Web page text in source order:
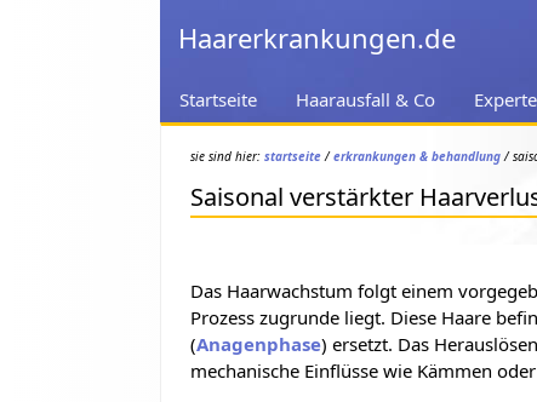
Haarerkrankungen.de
Startseite Haarausfall & Co
sie sind hier: startseite/erkrankungen & behandlung/
Saisonal verstärkter
Das Haarwachstum folgt einem
Prozess zugrunde liegt. Diese Haare
(Anagenphase) ersetzt. Das
mechanische Einflüsse wie Kämmen